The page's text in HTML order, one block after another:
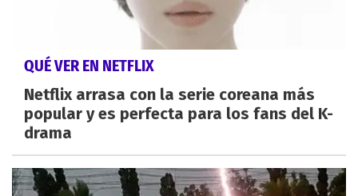
QUÉ VER EN NETFLIX
Netflix arrasa con la serie coreana más
popular y es perfecta para los fans del K-
drama